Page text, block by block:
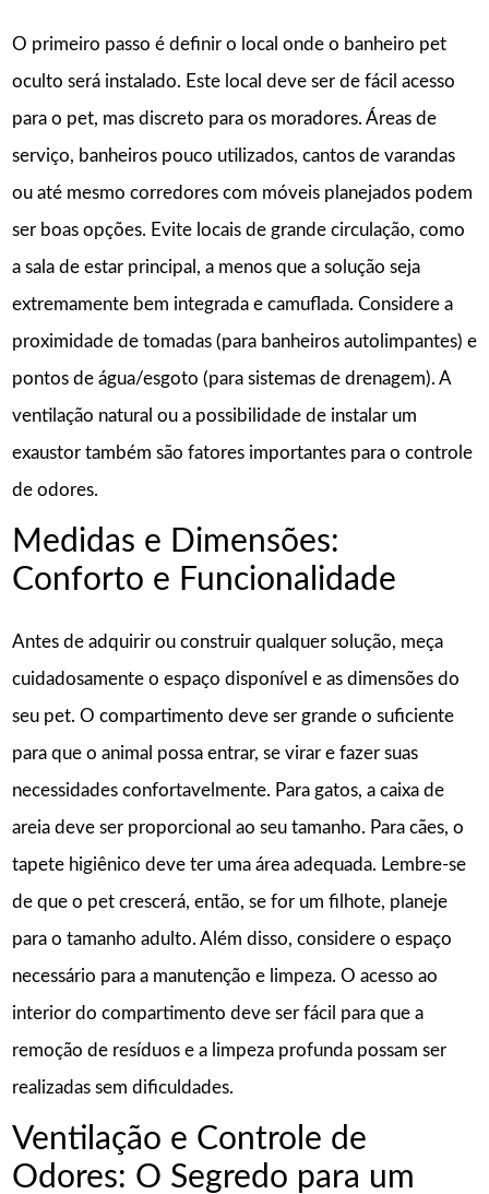
O primeiro passo é definir o local onde o banheiro pet
oculto será instalado. Este local deve ser de fácil acesso
para o pet, mas discreto para os moradores. Áreas de
serviço, banheiros pouco utilizados, cantos de varandas
ou até mesmo corredores com móveis planejados podem
ser boas opções. Evite locais de grande circulação, como
a sala de estar principal, a menos que a solução seja
extremamente bem integrada e camuflada. Considere a
proximidade de tomadas (para banheiros autolimpantes) e
pontos de água/esgoto (para sistemas de drenagem). A
ventilação natural ou a possibilidade de instalar um
exaustor também são fatores importantes para o controle
de odores.
Medidas e Dimensões:
Conforto e Funcionalidade
Antes de adquirir ou construir qualquer solução, meça
cuidadosamente o espaço disponível e as dimensões do
seu pet. O compartimento deve ser grande o suficiente
para que o animal possa entrar, se virar e fazer suas
necessidades confortavelmente. Para gatos, a caixa de
areia deve ser proporcional ao seu tamanho. Para cães, o
tapete higiênico deve ter uma área adequada. Lembre-se
de que o pet crescerá, então, se for um filhote, planeje
para o tamanho adulto. Além disso, considere o espaço
necessário para a manutenção e limpeza. O acesso ao
interior do compartimento deve ser fácil para que a
remoção de resíduos e a limpeza profunda possam ser
realizadas sem dificuldades.
Ventilação e Controle de
Odores: O Segredo para um